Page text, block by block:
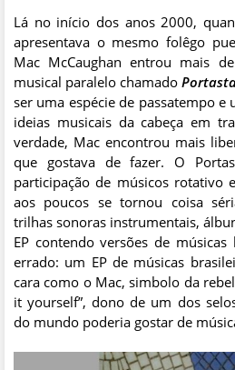
Lá no início dos anos 2000,
apresentava o mesmo folêgo
Mac McCaughan entrou mais
musical paralelo chamado
ser uma espécie de passatempo e
ideias musicais da cabeça em
verdade, Mac encontrou mais
que gostava de fazer. O
participação de músicos rotativo
aos poucos se tornou coisa
trilhas sonoras instrumentais,
EP contendo versões de músicas
errado: um EP de músicas
cara como o Mac, simbolo da
it yourself”, dono de um dos
do mundo poderia gostar de